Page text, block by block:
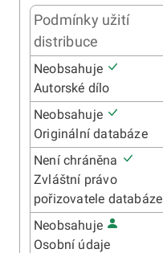
Podmínky užití
distribuce
Neobsahuje
Autorské dílo
Neobsahuje
Originální databáze
Není chráněna
Zvláštní právo
pořizovatele databáze
Neobsahuje
Osobní údaje